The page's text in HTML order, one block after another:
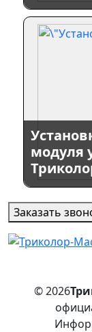
модуля
Заказать
© 2026